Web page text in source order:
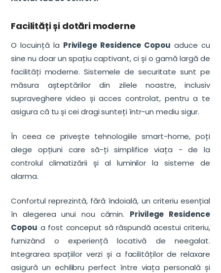
Facilități și dotări moderne
O locuință la Privilege Residence Copou aduce cu
sine nu doar un spațiu captivant, ci și o gamă largă de
facilități moderne. Sistemele de securitate sunt pe
măsura așteptărilor din zilele noastre, inclusiv
supraveghere video și acces controlat, pentru a te
asigura că tu și cei dragi sunteți într-un mediu sigur.
În ceea ce privește tehnologiile smart-home, poți
alege opțiuni care să-ți simplifice viața - de la
controlul climatizării și al luminilor la sisteme de
alarma.
Confortul reprezintă, fără îndoială, un criteriu esențial
în alegerea unui nou cămin. Privilege Residence
Copou a fost conceput să răspundă acestui criteriu,
furnizând o experiență locativă de neegalat.
Integrarea spațiilor verzi și a facilităților de relaxare
asigură un echilibru perfect între viața personală și